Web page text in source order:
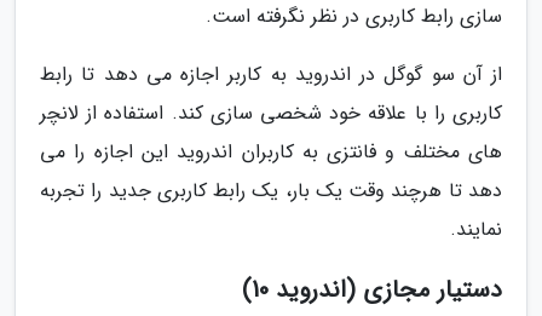
سازی رابط کاربری در نظر نگرفته است.
از آن سو گوگل در اندروید به کاربر اجازه می دهد تا رابط
کاربری را با علاقه خود شخصی سازی کند. استفاده از لانچر
های مختلف و فانتزی به کاربران اندروید این اجازه را می
دهد تا هرچند وقت یک بار، یک رابط کاربری جدید را تجربه
نمایند.
دستیار مجازی (اندروید 10)